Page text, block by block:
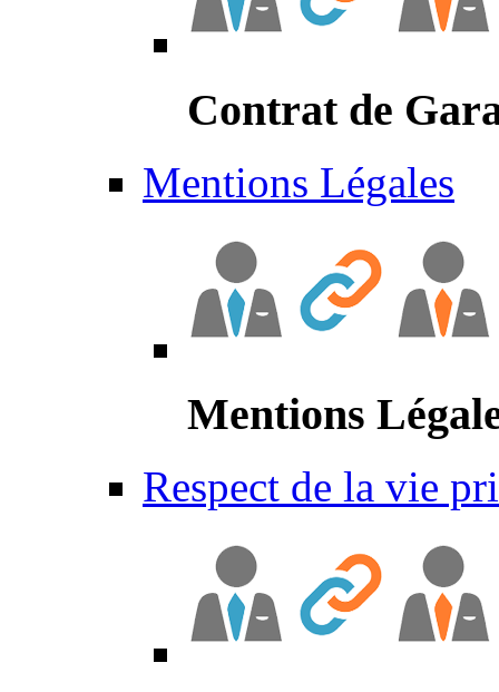
Contrat de
Mentions Légales
Mentions
Respect de la vie